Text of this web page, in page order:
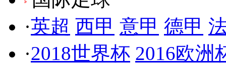
·英超 西甲 意甲 德甲
·2018世界杯 2016欧洲